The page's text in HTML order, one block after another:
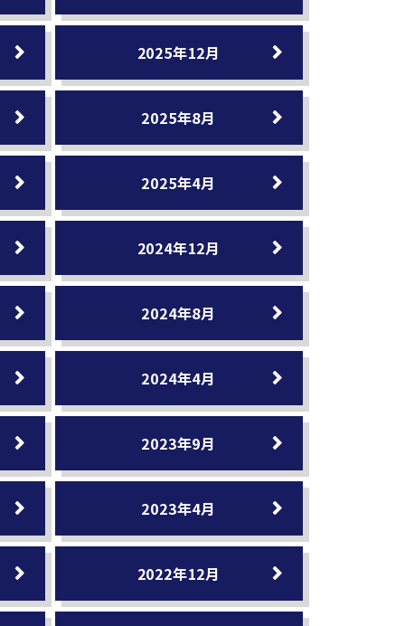
2025年12月
2025年8月
2025年4月
2024年12月
2024年8月
2024年4月
2023年9月
2023年4月
2022年12月